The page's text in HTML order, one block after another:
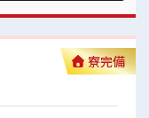
寮完備